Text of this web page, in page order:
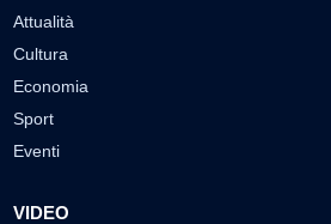
Attualità
Cultura
Economia
Sport
Eventi
VIDEO